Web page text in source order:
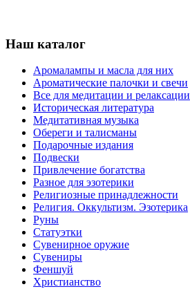
Наш каталог
Аромалампы и масла для них
Ароматические палочки и свечи
Все для медитации и релаксации
Историческая литература
Медитативная музыка
Обереги и талисманы
Подарочные издания
Подвески
Привлечение богатства
Разное для эзотерики
Религиозные принадлежности
Религия. Оккультизм. Эзотерика
Руны
Статуэтки
Сувенирное оружие
Сувениры
Феншуй
Христианство